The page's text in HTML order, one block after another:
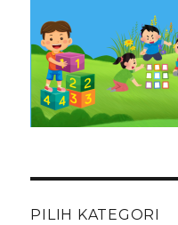
PILIH KATEGORI